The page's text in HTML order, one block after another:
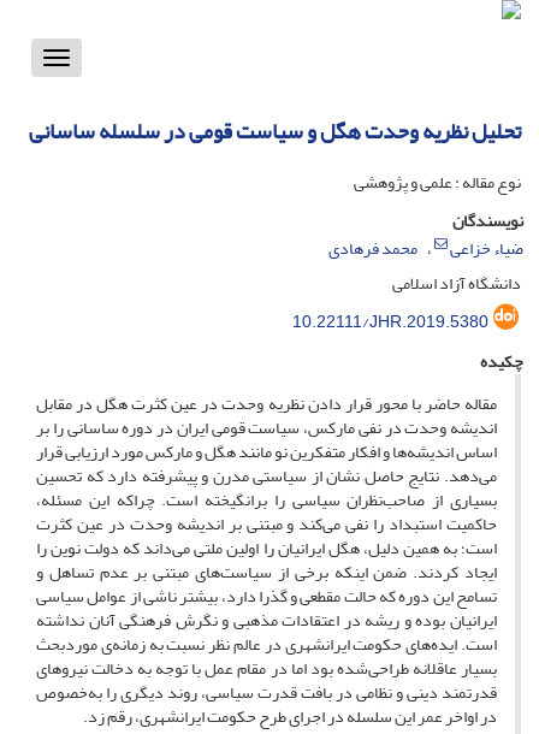
Toggle
تحلیل نظریه وحدت هگل و سیاست قومی در سلسله ساسانی
نوع مقاله : علمی و پژوهشی
نویسندگان
ضیاء خزاعی
محمد فرهادی
دانشگاه آزاد اسلامی
10.22111/JHR.2019.5380
چکیده
مقاله حاضر با محور قرار دادن نظریه وحدت در عین کثرت هگل در مقابل
اندیشه وحدت در نفی مارکس، سیاست قومی ایران در دوره ساسانی را بر
اساس اندیشه‌ها و افکار متفکرین نو مانند هگل و مارکس مورد ارزیابی قرار
می‌دهد. نتایج حاصل نشان از سیاستی مدرن و پیشرفته دارد که تحسین
بسیاری از صاحب‌نظران سیاسی را برانگیخته است. چراکه این مسئله،
حاکمیت استبداد را نفی می‌کند و مبتنی بر اندیشه وحدت در عین کثرت
است؛ به همین دلیل، هگل ایرانیان را اولین ملتی می‌داند که دولت نوین را
ایجاد کردند. ضمن اینکه برخی از سیاست‌های مبتنی بر عدم تساهل و
تسامح این دوره که حالت مقطعی و گذرا دارد، بیشتر ناشی از عوامل سیاسی
ایرانیان بوده و ریشه در اعتقادات مذهبی و نگرش فرهنگی آنان نداشته
است. ایده‌های حکومت ایرانشهری در عالم نظر نسبت به زمانه‌ی موردبحث
بسیار عاقلانه طراحی‌شده بود اما در مقام عمل با توجه به دخالت نیروهای
قدرتمند دینی و نظامی در بافت قدرت سیاسی، روند دیگری را به‌خصوص
در اواخر عمر این سلسله در اجرای طرح حکومت ایرانشهری، رقم زد.